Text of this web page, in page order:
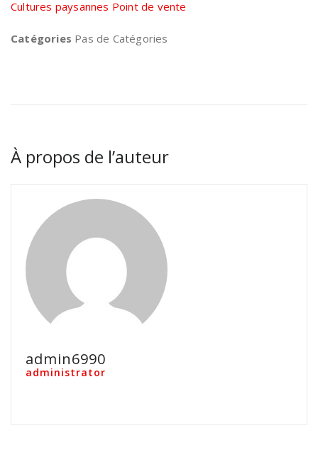
Cultures paysannes Point de vente
Catégories Pas de Catégories
À propos de l’auteur
admin6990
administrator